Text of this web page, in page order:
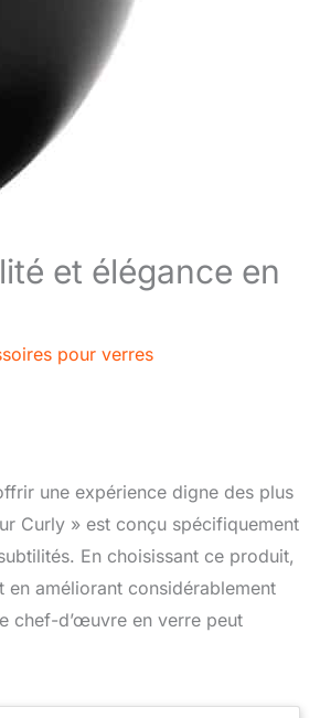
et élégance en
pour verres
une expérience digne des plus
Curly » est conçu spécifiquement
En choisissant ce produit,
en améliorant considérablement
chef-d’œuvre en verre peut